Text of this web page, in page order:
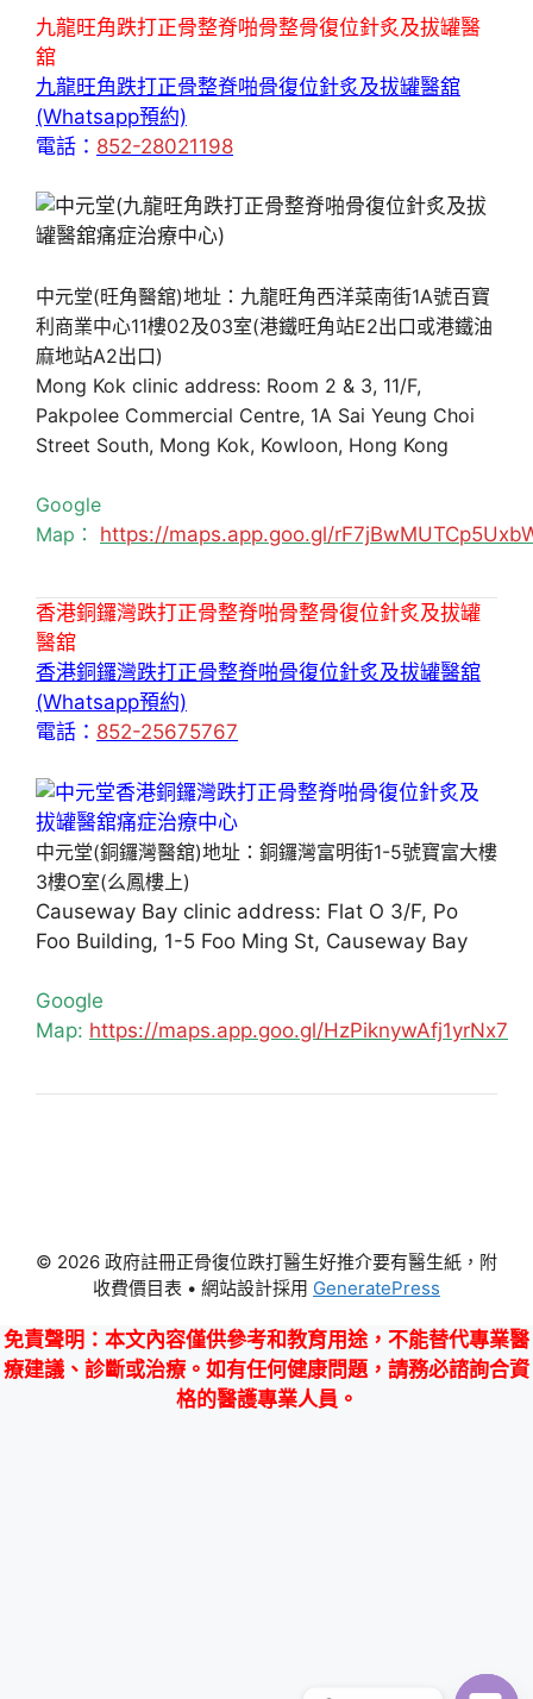
九龍旺角跌打正骨整脊啪骨整骨復位針炙及拔罐醫
舘
九龍旺角跌打正骨整脊啪骨復位針炙及拔罐醫舘
(Whatsapp預約)
電話： 852-28021198
中元堂(旺角醫舘)地址：九龍旺角西洋菜南街1A號百寶
利商業中心11樓02及03室(港鐵旺角站E2出口或港鐵油
麻地站A2出口)
Mong Kok clinic address: Room 2 & 3, 11/F,
Pakpolee Commercial Centre, 1A Sai Yeung Choi
Street South, Mong Kok, Kowloon, Hong Kong
Google
Map： https://maps.app.goo.gl/
香港銅鑼灣跌打正骨整脊啪骨整骨復位針炙及拔罐
醫舘
香港銅鑼灣跌打正骨整脊啪骨復位針炙及拔罐醫舘
(Whatsapp預約)
電話： 852-25675767
中元堂(銅鑼灣醫舘)地址：銅鑼灣富明街1-5號寶富大樓
3樓O室(么鳳樓上)
Causeway Bay clinic address: Flat O 3/F, Po
Foo Building, 1-5 Foo Ming St, Causeway Bay
Google
Map: https://maps.app.goo.gl/HzPiknywAfj1yrNx7
© 2026 政府註冊正骨復位跌打醫生好推介要有醫生紙，附
收費價目表 • 網站設計採用 GeneratePress
免責聲明 ：本文內容僅供參考和教育用途，不能替代專業醫
療建議、診斷或治療。如有任何健康問題，請務必諮詢合資
格的醫護專業人員。